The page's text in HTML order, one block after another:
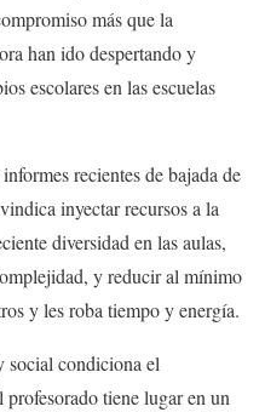
más que la
han ido despertando y
escolares en las escuelas
recientes de bajada de
inyectar recursos a la
diversidad en las aulas,
y reducir al mínimo
y les roba tiempo y energía.
social condiciona el
tiene lugar en un